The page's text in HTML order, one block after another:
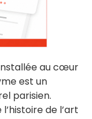
au cœur
est un
parisien.
de l’art